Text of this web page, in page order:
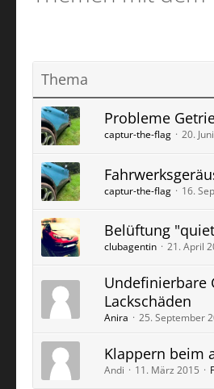
Thema
Probleme
captur-the-flag 20.
captur-the-flag 16.
Belüftung
clubagentin 21. April
Undefinierbare
Lackschäden
Anira 25. September
Klappern beim
Andi 11. März 2015